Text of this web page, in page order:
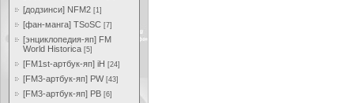
[додзинси] NFM2 [1]
[фан-манга] TSoSC [7]
[энциклопедия-яп] FM
World Historica [5]
[FM1st-артбук-яп] iH [24]
[FM3-артбук-яп] PW [43]
[FM3-артбук-яп] PB [6]